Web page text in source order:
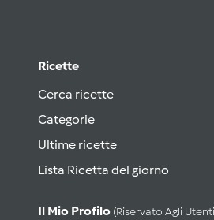
Ricette
Cerca ricette
Categorie
Ultime ricette
Lista Ricetta del giorno
Il Mio Profilo (riservato Agli